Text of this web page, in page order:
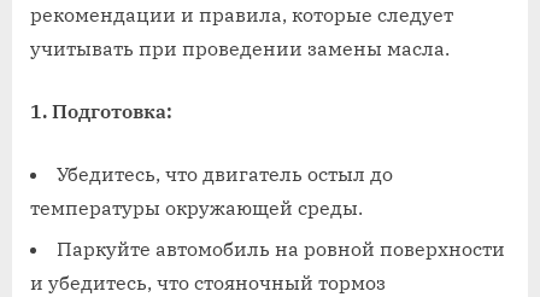
рекомендации и правила, которые следует
учитывать при проведении замены масла.
1. Подготовка:
Убедитесь, что двигатель остыл до
температуры окружающей среды.
Паркуйте автомобиль на ровной поверхности
и убедитесь, что стояночный тормоз